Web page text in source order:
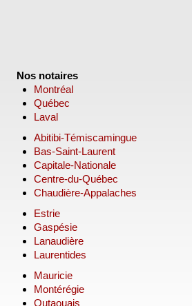
Nos notaires
Montréal
Québec
Laval
Abitibi-Témiscamingue
Bas-Saint-Laurent
Capitale-Nationale
Centre-du-Québec
Chaudière-Appalaches
Estrie
Gaspésie
Lanaudière
Laurentides
Mauricie
Montérégie
Outaouais